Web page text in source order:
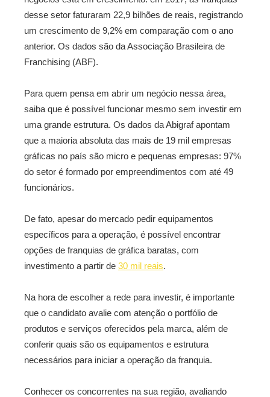
desse setor faturaram 22,9 bilhões de reais, registrando
um crescimento de 9,2% em comparação com o ano
anterior. Os dados são da Associação Brasileira de
Franchising (ABF).
Para quem pensa em abrir um negócio nessa área,
saiba que é possível funcionar mesmo sem investir em
uma grande estrutura. Os dados da Abigraf apontam
que a maioria absoluta das mais de 19 mil empresas
gráficas no país são micro e pequenas empresas: 97%
do setor é formado por empreendimentos com até 49
funcionários.
De fato, apesar do mercado pedir equipamentos
específicos para a operação, é possível encontrar
opções de franquias de gráfica baratas, com
investimento a partir de 30 mil reais.
Na hora de escolher a rede para investir, é importante
que o candidato avalie com atenção o portfólio de
produtos e serviços oferecidos pela marca, além de
conferir quais são os equipamentos e estrutura
necessários para iniciar a operação da franquia.
Conhecer os concorrentes na sua região, avaliando